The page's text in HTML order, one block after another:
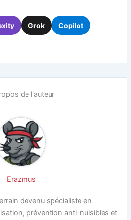
Grok Copilot
de l'auteur
Erazmus
devenu spécialiste en
prévention anti-nuisibles et